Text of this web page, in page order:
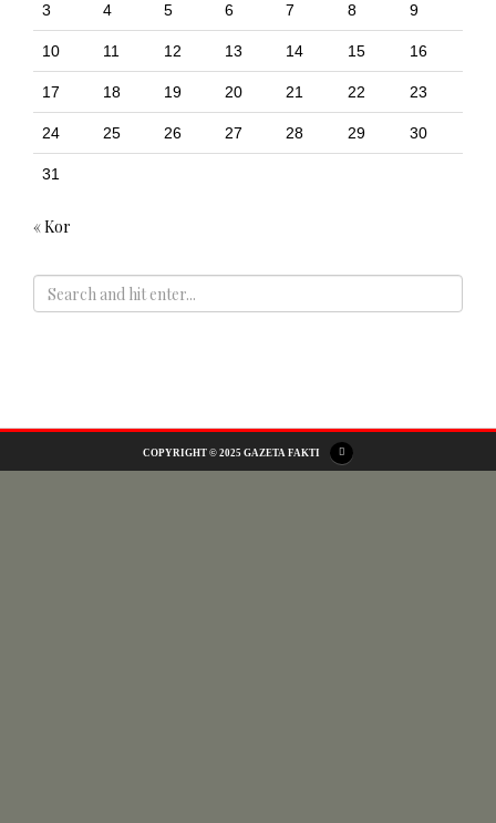
3 4 5 6 7 8 9
10 11 12 13 14 15 16
17 18 19 20 21 22 23
24 25 26 27 28 29 30
31
« Kor
COPYRIGHT © 2025 GAZETA FAKTI